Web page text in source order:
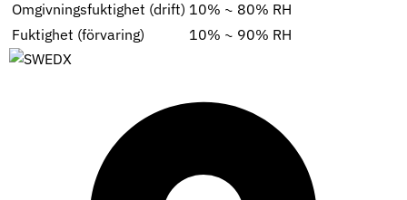
Omgivningsfuktighet (drift) 10% ~ 80% RH
Fuktighet (förvaring)
10% ~ 90% RH